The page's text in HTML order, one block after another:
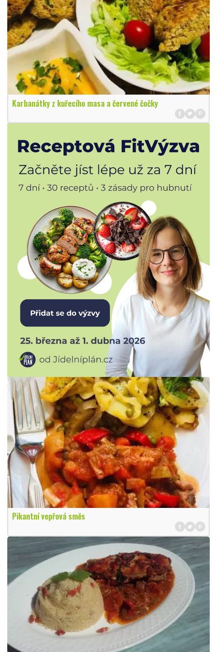
Karbanátky z kuřecího masa a červené čočky
Pikantní vepřová směs